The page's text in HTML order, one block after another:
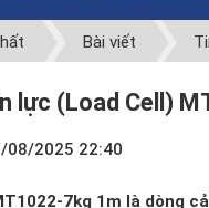
Bài viết
lực (Load Cell)
08/2025 22:40
7kg 1m là dòng